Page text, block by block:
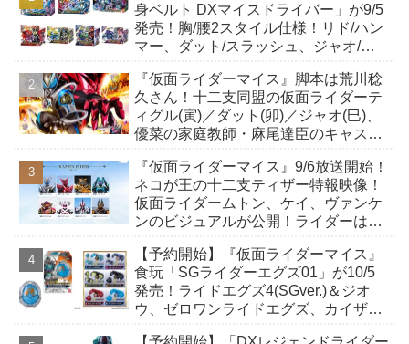
身ベルト DXマイスドライバー」が9/5
発売！胸/腰2スタイル仕様！リド/ハン
マー、ダット/スラッシュ、ジャオ/バ
も！
『仮面ライダーマイス』脚本は荒川稔
久さん！十二支同盟の仮面ライダーテ
ィグル(寅)／ダット(卯)／ジャオ(巳)、
優菜の家庭教師・麻尾達臣のキャスト
んも変身！
『仮面ライダーマイス』9/6放送開始！
ネコが王の十二支ティザー特報映像！
仮面ライダームトン、ケイ、ヴァンケ
ンのビジュアルが公開！ライダーは子
【予約開始】『仮面ライダーマイス』
食玩「SGライダーエグズ01」が10/5
発売！ライドエグズ4(SGver.)＆ジオ
ウ、ゼロワンライドエグズ、カイザ、